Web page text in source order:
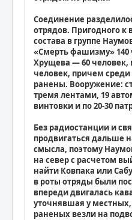
Соединение
отрядов. Пригодного к
состава в группе
«Смерть фашизму» 140
Хрущева — 60 человек,
человек, причем среди
ранены. Вооружение:
тремя лентами, 19
винтовки и по 20-30
Без радиостанции и
продвигаться дальше
смысла, поэтому
на север с расчетом
найти Ковпака или
в роты отряды были
впереди двигалась
уточнявшая у
раненых везли на